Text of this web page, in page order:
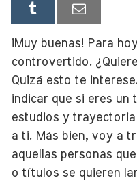
¡Muy buenas! Para
controvertido.
Quizá esto te
indicar que si eres
estudios y
a ti. Más bien, voy a
aquellas personas
o títulos se quieren